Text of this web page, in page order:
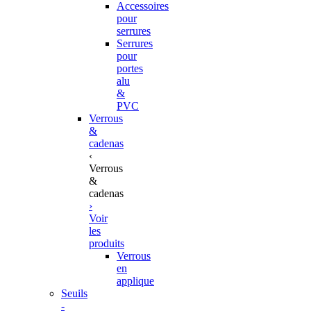
Accessoires
pour
serrures
Serrures
pour
portes
alu
&
PVC
Verrous
&
cadenas
‹
Verrous
&
cadenas
›
Voir
les
produits
Verrous
en
applique
Seuils
-